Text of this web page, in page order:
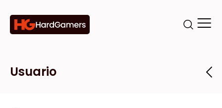
Categorías
Marcas
Tiendas
Usuario